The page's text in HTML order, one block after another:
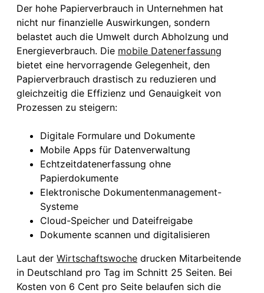
Der hohe Papierverbrauch in Unternehmen hat
nicht nur finanzielle Auswirkungen, sondern
belastet auch die Umwelt durch Abholzung und
Energieverbrauch. Die mobile Datenerfassung
bietet eine hervorragende Gelegenheit, den
Papierverbrauch drastisch zu reduzieren und
gleichzeitig die Effizienz und Genauigkeit von
Prozessen zu steigern:
Digitale Formulare und Dokumente
Mobile Apps für Datenverwaltung
Echtzeitdatenerfassung ohne
Papierdokumente
Elektronische Dokumentenmanagement-
Systeme
Cloud-Speicher und Dateifreigabe
Dokumente scannen und digitalisieren
Laut der Wirtschaftswoche drucken Mitarbeitende
in Deutschland pro Tag im Schnitt 25 Seiten. Bei
Kosten von 6 Cent pro Seite belaufen sich die